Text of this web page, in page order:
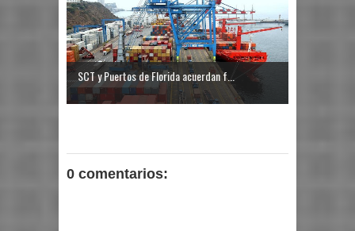
SCT y Puertos de Florida acuerdan f...
0 comentarios: